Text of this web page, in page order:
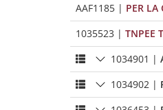
AAF1185 | PER LA
1035523 | TNPEE
1034901 |
1034902 |